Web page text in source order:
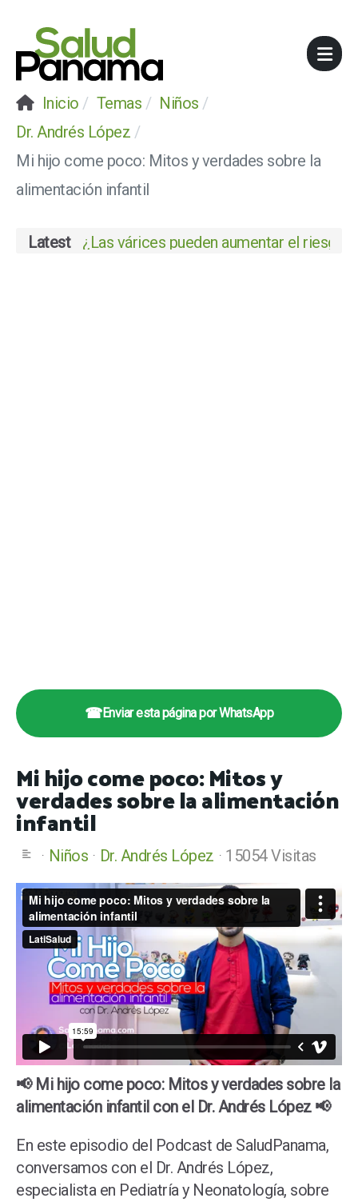
Inicio Temas
Niños
Dr. Andrés López
Mi hijo come poco: Mitos y verdades sobre la
alimentación infantil
Latest ¿Las várices pueden aumentar el riesgo
☎Enviar esta página por WhatsApp
Mi hijo come poco: Mitos y
verdades sobre la alimentación
infantil
Niños Dr. Andrés López 15054 Visitas
📢 Mi hijo come poco: Mitos y verdades sobre la
alimentación infantil con el Dr. Andrés López 📢
En este episodio del Podcast de SaludPanama,
conversamos con el Dr. Andrés López,
especialista en Pediatría y Neonatología, sobre